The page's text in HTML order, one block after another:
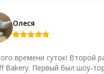
Олеся
времени суток! Второй
Bakery. Первый был шоу-